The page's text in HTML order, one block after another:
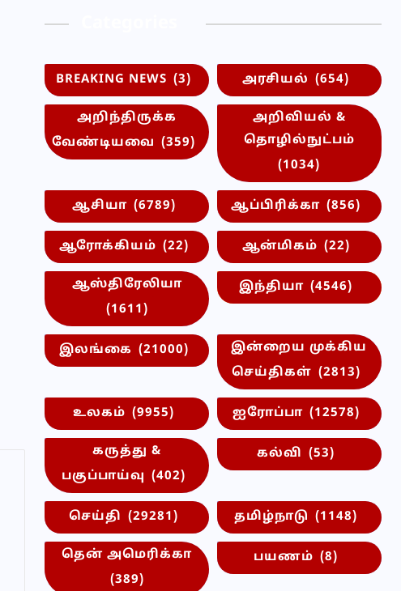
BREAKING NEWS (3) அரசியல் (654)
அறிந்திருக்க
வேண்டியவை (359)
அறிவியல் &
தொழில்நுட்பம்
(1034)
ஆசியா (6789) ஆப்பிரிக்கா (856)
ஆரோக்கியம் (22) ஆன்மிகம் (22)
ஆஸ்திரேலியா
(1611)
இந்தியா (4546)
இலங்கை (21000)
இன்றைய முக்கிய
செய்திகள் (2813)
உலகம் (9955) ஐரோப்பா (12578)
கருத்து &
பகுப்பாய்வு (402)
கல்வி (53)
செய்தி (29281) தமிழ்நாடு (1148)
தென் அமெரிக்கா
(389)
பயணம் (8)